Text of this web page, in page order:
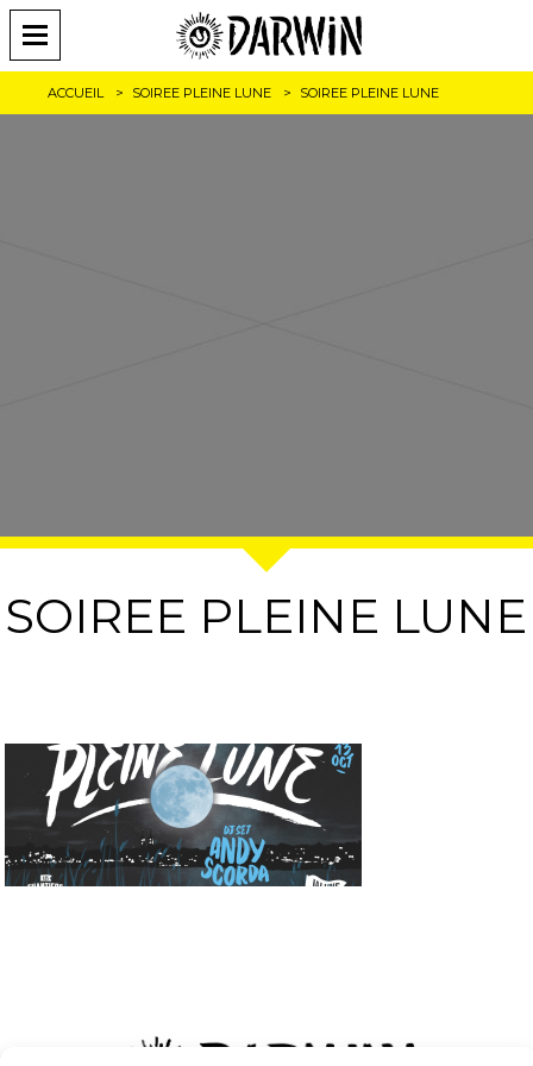
ACCUEIL SOIREE PLEINE LUNE SOIREE PLEINE LUNE
SOIREE PLEINE LUNE